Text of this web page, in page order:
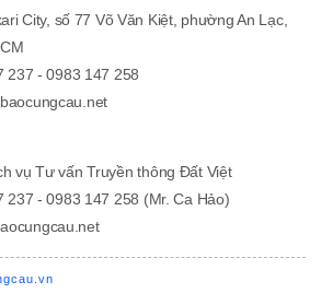
City, số 77 Võ Văn Kiệt, phường An Lạc,
237 - 0983 147 258
vụ Tư vấn Truyền thông Đất Việt
237 - 0983 147 258 (Mr. Ca Hảo)